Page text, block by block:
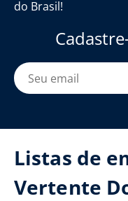
do Brasil!
Listas de
Vertente